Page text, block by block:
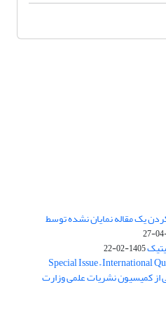
یک مقاله نمایان نشده توسط
1405-02-22
Special Issue – International
از کمیسیون نشریات علمی وزارت